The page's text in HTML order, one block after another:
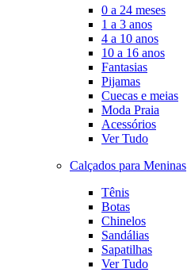
0 a 24 meses
1 a 3 anos
4 a 10 anos
10 a 16 anos
Fantasias
Pijamas
Cuecas e meias
Moda Praia
Acessórios
Ver Tudo
Calçados para Meninas
Tênis
Botas
Chinelos
Sandálias
Sapatilhas
Ver Tudo